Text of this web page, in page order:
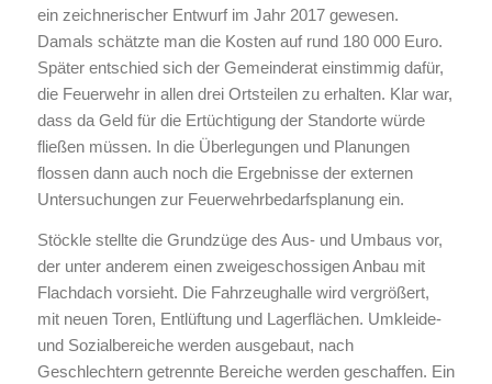
ein zeichnerischer Entwurf im Jahr 2017 gewesen.
Damals schätzte man die Kosten auf rund 180 000 Euro.
Später entschied sich der Gemeinderat einstimmig dafür,
die Feuerwehr in allen drei Ortsteilen zu erhalten. Klar war,
dass da Geld für die Ertüchtigung der Standorte würde
fließen müssen. In die Überlegungen und Planungen
flossen dann auch noch die Ergebnisse der externen
Untersuchungen zur Feuerwehrbedarfsplanung ein.
Stöckle stellte die Grundzüge des Aus- und Umbaus vor,
der unter anderem einen zweigeschossigen Anbau mit
Flachdach vorsieht. Die Fahrzeughalle wird vergrößert,
mit neuen Toren, Entlüftung und Lagerflächen. Umkleide-
und Sozialbereiche werden ausgebaut, nach
Geschlechtern getrennte Bereiche werden geschaffen. Ein